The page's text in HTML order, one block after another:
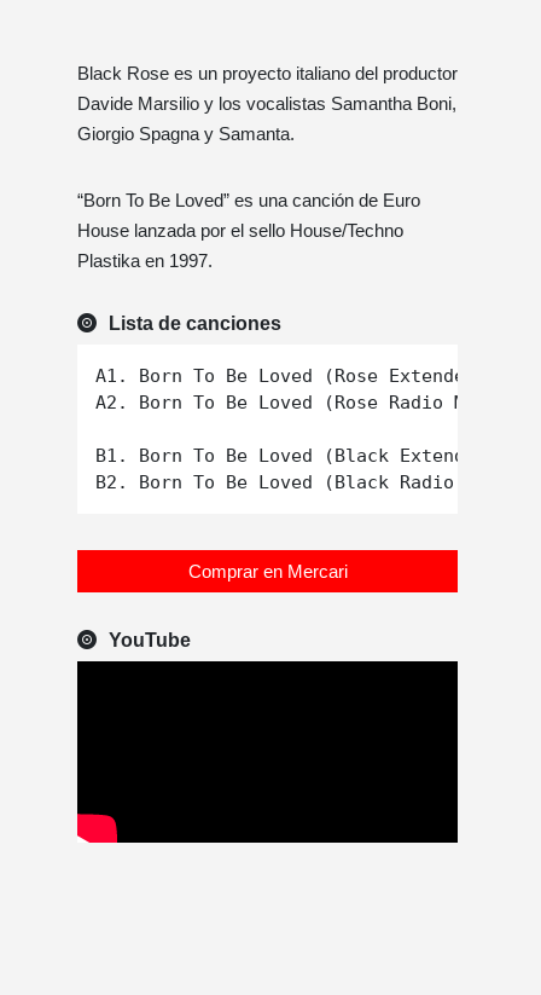
Black Rose es un proyecto italiano del productor
Davide Marsilio y los vocalistas Samantha Boni,
Giorgio Spagna y Samanta.
“Born To Be Loved” es una canción de Euro
House lanzada por el sello House/Techno
Plastika en 1997.
Lista de canciones
A1. Born To Be Loved (Rose Extended Mix)
A2. Born To Be Loved (Rose Radio Mix)
B1. Born To Be Loved (Black Extended Mix)
Comprar en Mercari
YouTube